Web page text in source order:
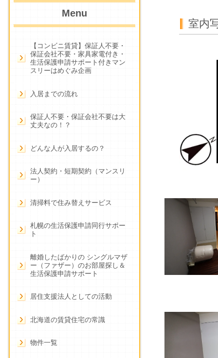
室内
Menu
【コンビニ賃貸】保証人不要・
保証会社不要・家具家電付き・
生活保護申請サポート付きマン
スリーはめぐみ企画
入居までの流れ
保証人不要・保証会社不要は大
丈夫なの！？
どんな人が入居するの？
法人契約・短期契約（マンスリ
ー）
清掃料で住み替えサービス
札幌の生活保護申請同行サポー
ト
離婚したばかりの シングルマザ
ー（ファザー）のお部屋探し＆
生活保護申請サポート
居住支援法人としての活動
北海道の賃貸住宅の常識
物件一覧